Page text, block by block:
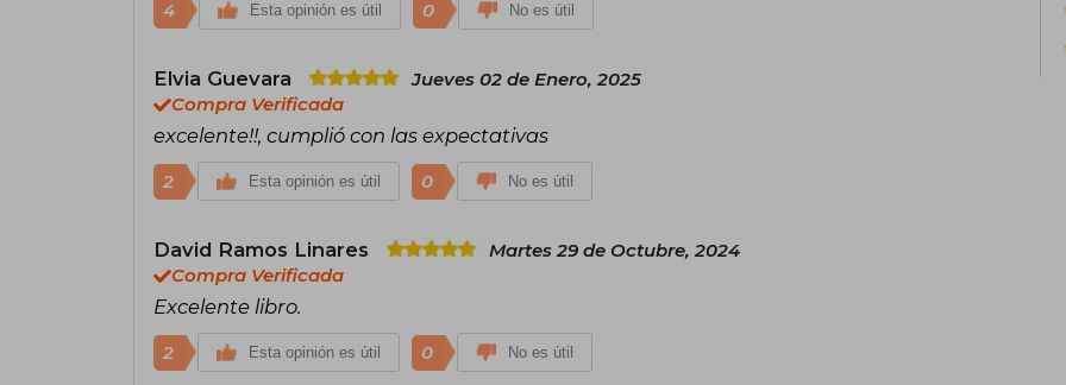
referencia imprescindible para
4 Esta opinión es útil 0 No es útil
Elvia Guevara
Jueves 02 de Enero, 2025
Compra Verificada
excelente!!, cumplió con las expectativas
2 Esta opinión es útil 0 No es útil
David Ramos Linares
Martes 29 de Octubre, 2024
Compra Verificada
Excelente libro.
2 Esta opinión es útil 0 No es útil